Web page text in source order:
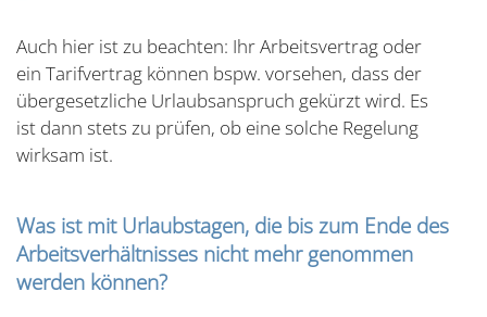
Auch hier ist zu beachten: Ihr Arbeitsvertrag oder
ein Tarifvertrag können bspw. vorsehen, dass der
übergesetzliche Urlaubsanspruch gekürzt wird. Es
ist dann stets zu prüfen, ob eine solche Regelung
wirksam ist.
Was ist mit Urlaubstagen, die bis zum Ende des
Arbeitsverhältnisses nicht mehr genommen
werden können?